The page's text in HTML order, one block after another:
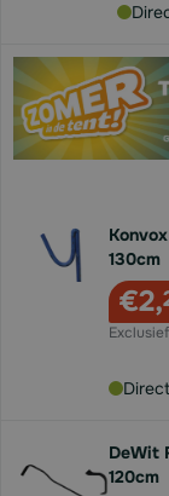
130cm
Voor
€2,
DeWit
120cm